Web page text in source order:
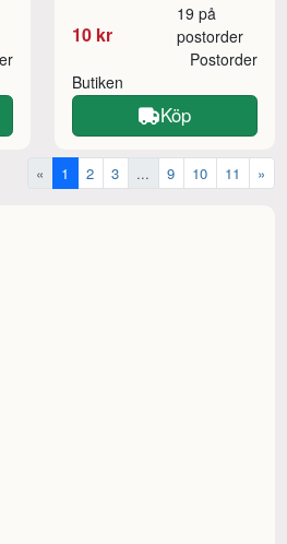
10 kr
19 på
postorder
Butiken
Postorder
Köp
« 1 2 3 ... 9 10 11 »